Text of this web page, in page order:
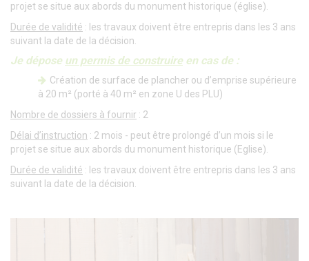
projet se situe aux abords du monument historique (église).
Durée de validité : les travaux doivent être entrepris dans les 3 ans
suivant la date de la décision.
Je dépose un permis de construire en cas de :
Création de surface de plancher ou d’emprise supérieure
à 20 m² (porté à 40 m² en zone U des PLU)
Nombre de dossiers à fournir : 2
Délai d’instruction : 2 mois - peut être prolongé d’un mois si le
projet se situe aux abords du monument historique (Eglise).
Durée de validité : les travaux doivent être entrepris dans les 3 ans
suivant la date de la décision.